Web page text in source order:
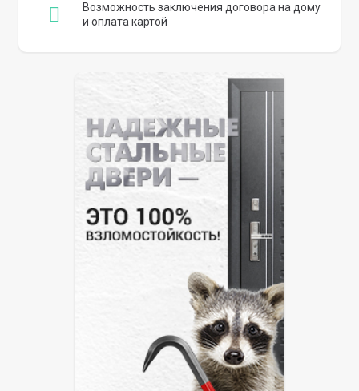
Возможность заключения договора на дому
и оплата картой